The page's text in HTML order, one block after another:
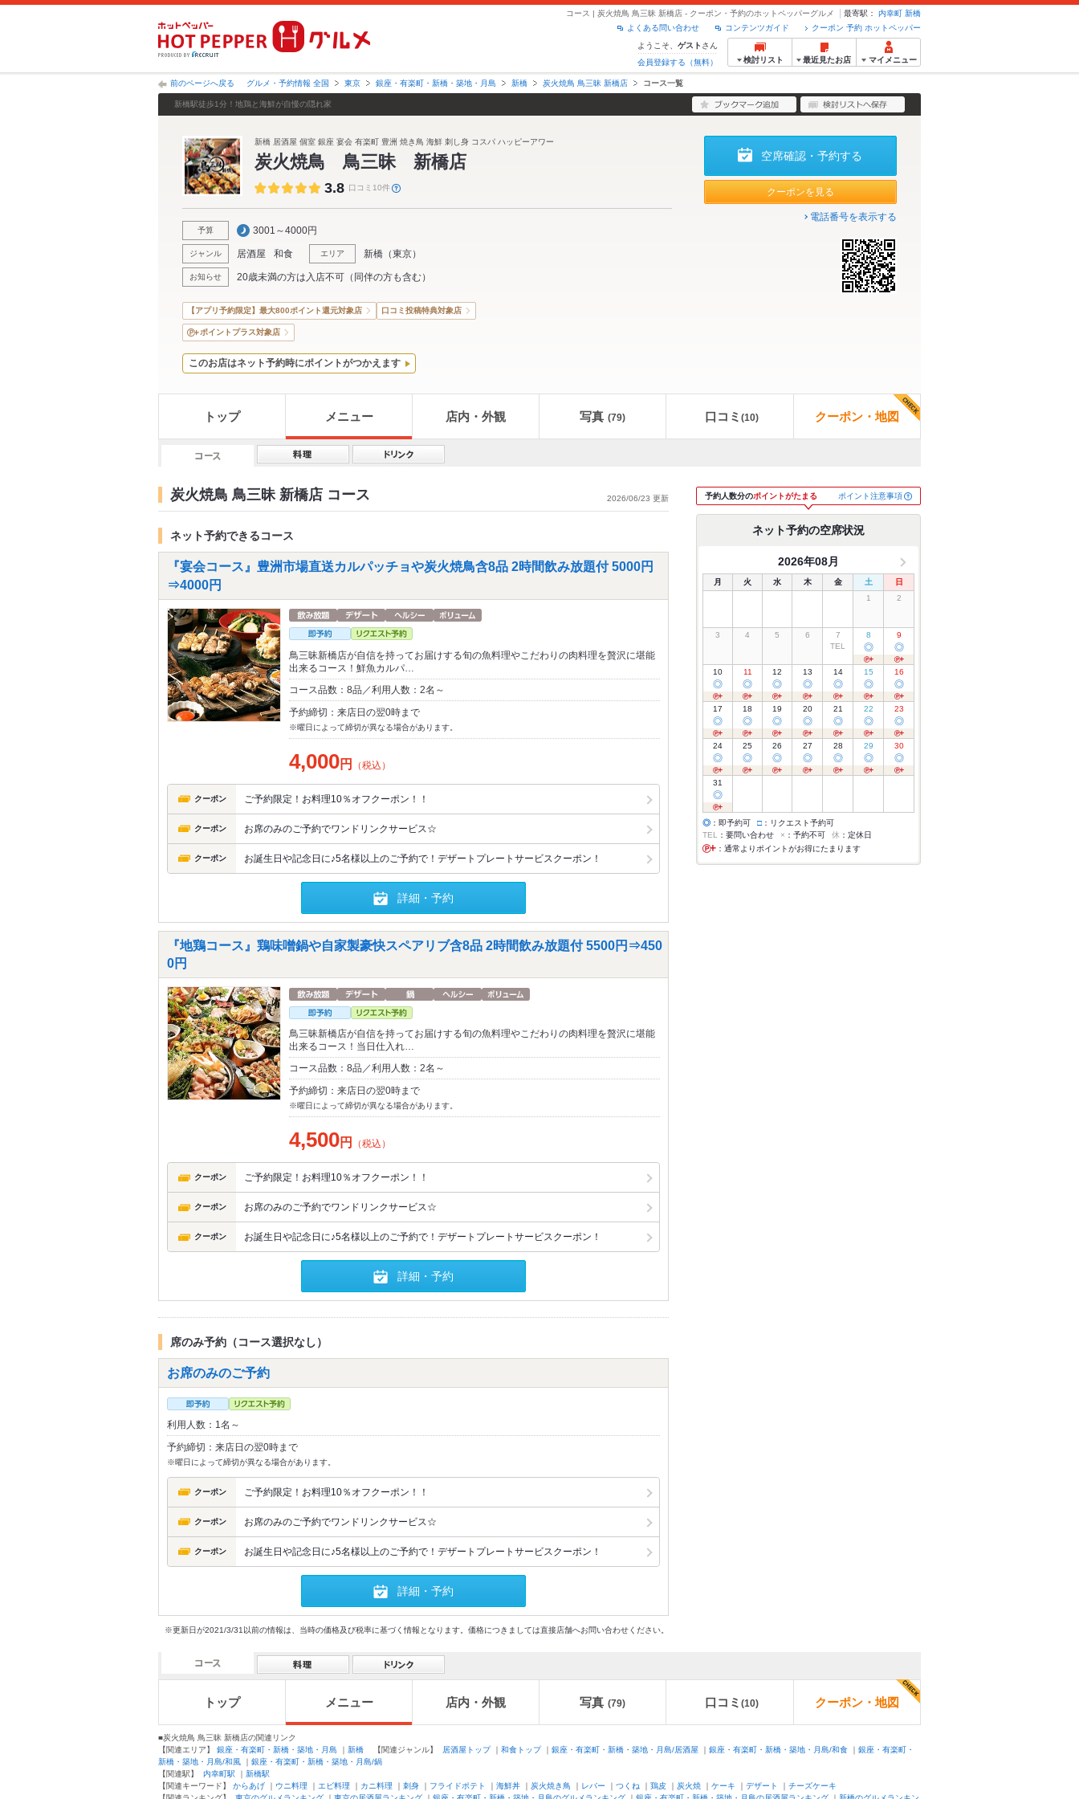
コース | 炭火焼鳥 鳥三昧 新橋店 - クーポン・予約のホットペッパーグルメ 最寄駅： 内幸町 新橋
クーポン 予約 ホットペッパー
コンテンツガイド
よくある問い合わせ
ようこそ、 ゲスト さん
会員登録する（無料）
検討リスト 最近見たお店 マイメニュー
前のページへ戻る グルメ・予約情報 全国 東京 銀座・有楽町・新橋・築地・月島 新橋 炭火焼鳥 鳥三昧 新橋店 コース一覧
新橋駅徒歩1分！地鶏と海鮮が自慢の隠れ家
新橋 居酒屋 個室 銀座 宴会 有楽町 豊洲 焼き鳥 海鮮 刺し身 コスパ ハッピーアワー
炭火焼鳥 鳥三昧 新橋店
3.8 口コミ10件
予算 3001～4000円
ジャンル 居酒屋 和食 エリア 新橋 （東京）
お知らせ 20歳未満の方は入店不可（同伴の方も含む）
空席確認・予約する
クーポンを見る
電話番号を表示する
【アプリ予約限定】最大800ポイント還元対象店 口コミ投稿特典対象店
ポイントプラス対象店
このお店はネット予約時にポイントがつかえます
トップ メニュー 店内・外観 写真 (79) 口コミ (10) クーポン・地図
炭火焼鳥 鳥三昧 新橋店 コース 2026/06/23 更新
ネット予約できるコース
『宴会コース』豊洲市場直送カルパッチョや炭火焼鳥含8品 2時間飲み放題付 5000円
⇒4000円
鳥三昧新橋店が自信を持ってお届けする旬の魚料理やこだわりの肉料理を贅沢に堪能
出来るコース！鮮魚カルパ…
コース品数：8品／利用人数：2名～
予約締切：来店日の翌0時まで
※曜日によって締切が異なる場合があります。
4,000円 （税込）
クーポン ご予約限定！お料理10％オフクーポン！！
クーポン お席のみのご予約でワンドリンクサービス☆
クーポン お誕生日や記念日に♪5名様以上のご予約で！デザートプレートサービスクーポン！
詳細・予約
『地鶏コース』鶏味噌鍋や自家製豪快スペアリブ含8品 2時間飲み放題付 5500円⇒450
0円
鳥三昧新橋店が自信を持ってお届けする旬の魚料理やこだわりの肉料理を贅沢に堪能
出来るコース！当日仕入れ…
コース品数：8品／利用人数：2名～
予約締切：来店日の翌0時まで
※曜日によって締切が異なる場合があります。
4,500円 （税込）
クーポン ご予約限定！お料理10％オフクーポン！！
クーポン お席のみのご予約でワンドリンクサービス☆
クーポン お誕生日や記念日に♪5名様以上のご予約で！デザートプレートサービスクーポン！
詳細・予約
席のみ予約（コース選択なし）
お席のみのご予約
利用人数：1名～
予約締切：来店日の翌0時まで
※曜日によって締切が異なる場合があります。
クーポン ご予約限定！お料理10％オフクーポン！！
クーポン お席のみのご予約でワンドリンクサービス☆
クーポン お誕生日や記念日に♪5名様以上のご予約で！デザートプレートサービスクーポン！
詳細・予約
※更新日が2021/3/31以前の情報は、当時の価格及び税率に基づく情報となります。価格につきましては直接店舗へお問い合わせください。
予約人数分のポイントがたまる ポイント注意事項
ネット予約の空席状況
2026年08月
月 火 水 木 金 土
日
1
2
3 4 5 6
7
TEL
8
◎
9
◎
10
◎
11
◎
12
◎
13
◎
14
◎
15
◎
16
◎
17
◎
18
◎
19
◎
20
◎
21
◎
22
◎
23
◎
24
◎
25
◎
26
◎
27
◎
28
◎
29
◎
30
◎
31
◎
◎ ：即予約可 □ ：リクエスト予約可
TEL
：要問い合わせ × ：予約不可 休 ：定休日
：通常よりポイントがお得にたまります
トップ メニュー 店内・外観 写真 (79) 口コミ (10) クーポン・地図
■炭火焼鳥 鳥三昧 新橋店の関連リンク
【関連エリア】 銀座・有楽町・新橋・築地・月島 ｜ 新橋 【関連ジャンル】 居酒屋トップ｜ 和食トップ｜ 銀座・有楽町・新橋・築地・月島/居酒屋 ｜ 銀座・有楽町・新橋・築地・月島/和食 ｜ 銀座・有楽町・
新橋・築地・月島/和風 ｜ 銀座・有楽町・新橋・築地・月島/鍋
【関連駅】 内幸町駅 ｜ 新橋駅
【関連キーワード】 からあげ ｜ ウニ料理 ｜ エビ料理 ｜ カニ料理 ｜ 刺身 ｜ フライドポテト ｜ 海鮮丼 ｜ 炭火焼き鳥 ｜ レバー ｜ つくね ｜ 鶏皮 ｜ 炭火焼 ｜ ケーキ ｜ デザート ｜ チーズケーキ